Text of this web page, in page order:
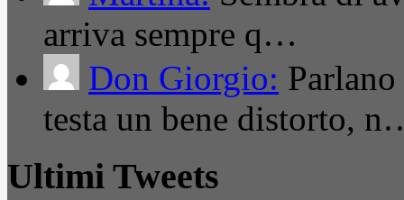
arriva sempre q…
Don Giorgio:
testa un bene distorto,
Ultimi Tweets